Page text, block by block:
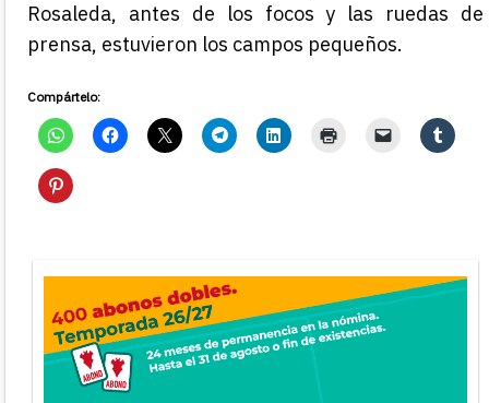
Rosaleda, antes de los focos y las ruedas de
prensa, estuvieron los campos pequeños.
Compártelo: